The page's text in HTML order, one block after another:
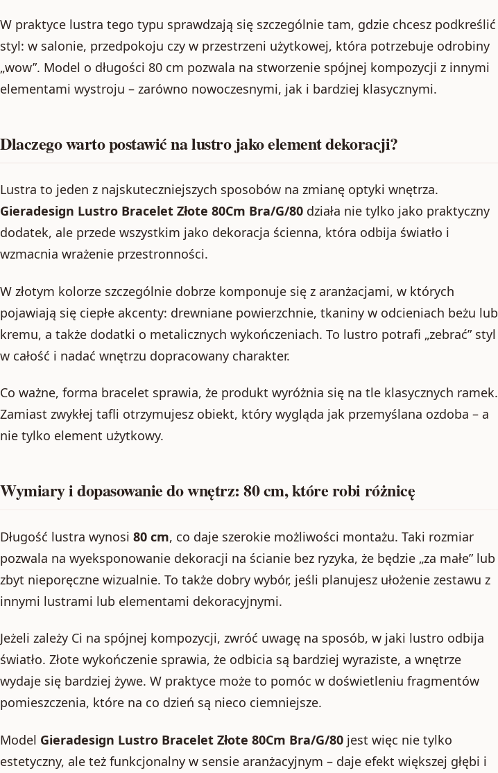
W praktyce lustra tego typu sprawdzają się szczególnie tam, gdzie chcesz podkreślić
styl: w salonie, przedpokoju czy w przestrzeni użytkowej, która potrzebuje odrobiny
„wow”. Model o długości 80 cm pozwala na stworzenie spójnej kompozycji z innymi
elementami wystroju – zarówno nowoczesnymi, jak i bardziej klasycznymi.
Dlaczego warto postawić na lustro jako element dekoracji?
Lustra to jeden z najskuteczniejszych sposobów na zmianę optyki wnętrza.
Gieradesign Lustro Bracelet Złote 80Cm Bra/G/80 działa nie tylko jako praktyczny
dodatek, ale przede wszystkim jako dekoracja ścienna, która odbija światło i
wzmacnia wrażenie przestronności.
W złotym kolorze szczególnie dobrze komponuje się z aranżacjami, w których
pojawiają się ciepłe akcenty: drewniane powierzchnie, tkaniny w odcieniach beżu lub
kremu, a także dodatki o metalicznych wykończeniach. To lustro potrafi „zebrać” styl
w całość i nadać wnętrzu dopracowany charakter.
Co ważne, forma bracelet sprawia, że produkt wyróżnia się na tle klasycznych ramek.
Zamiast zwykłej tafli otrzymujesz obiekt, który wygląda jak przemyślana ozdoba – a
nie tylko element użytkowy.
Wymiary i dopasowanie do wnętrz: 80 cm, które robi różnicę
Długość lustra wynosi 80 cm, co daje szerokie możliwości montażu. Taki rozmiar
pozwala na wyeksponowanie dekoracji na ścianie bez ryzyka, że będzie „za małe” lub
zbyt nieporęczne wizualnie. To także dobry wybór, jeśli planujesz ułożenie zestawu z
innymi lustrami lub elementami dekoracyjnymi.
Jeżeli zależy Ci na spójnej kompozycji, zwróć uwagę na sposób, w jaki lustro odbija
światło. Złote wykończenie sprawia, że odbicia są bardziej wyraziste, a wnętrze
wydaje się bardziej żywe. W praktyce może to pomóc w doświetleniu fragmentów
pomieszczenia, które na co dzień są nieco ciemniejsze.
Model Gieradesign Lustro Bracelet Złote 80Cm Bra/G/80 jest więc nie tylko
estetyczny, ale też funkcjonalny w sensie aranżacyjnym – daje efekt większej głębi i